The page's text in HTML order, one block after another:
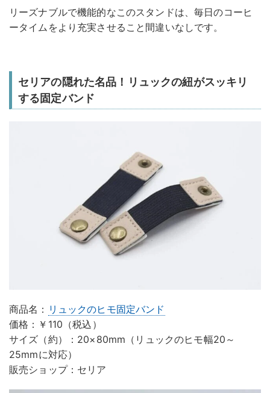
リーズナブルで機能的なこのスタンドは、毎日のコーヒ
ータイムをより充実させること間違いなしです。
セリアの隠れた名品！リュックの紐がスッキリ
する固定バンド
商品名： リュックのヒモ固定バンド
価格：￥110（税込）
サイズ（約）：20×80mm（リュックのヒモ幅20～
25mmに対応）
販売ショップ：セリア